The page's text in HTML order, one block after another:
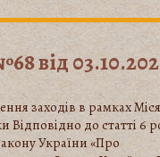
від
заходів в рамках
Відповідно до статті 6
України «Про